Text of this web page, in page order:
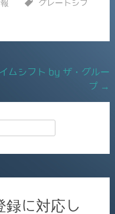
グレートシフ
ムシフト by ザ・グルー
プ →
録に対応し